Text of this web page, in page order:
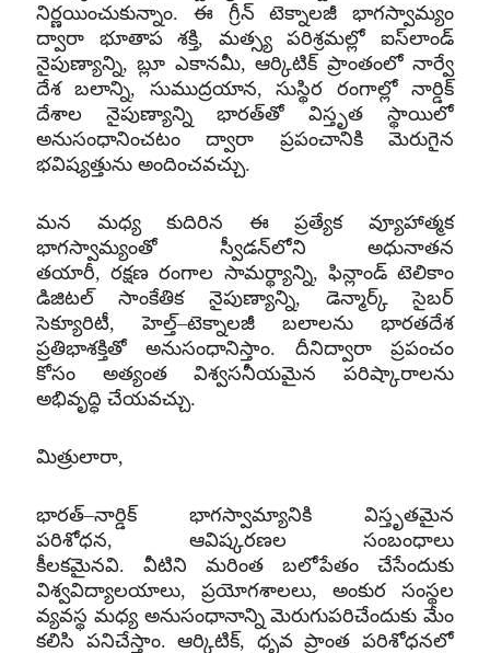
నిర్ణయించుకున్నాం. ఈ గ్రీన్‌ టెక్నాలజీ భాగస్వామ్యం
ద్వారా భూతాప శక్తి, మత్స్య పరిశ్రమల్లో ఐస్‌లాండ్‌
నైపుణ్యాన్ని,బ్లూ ఎకానమీ,ఆర్కిటిక్ ప్రాంతంలో నార్వే
దేశ బలాన్ని, సుముద్రయాన,సుస్థిర రంగాల్లో నార్డిక్‌
దేశాల నైపుణ్యాన్ని భారత్‌తో విస్తృత స్థాయిలో
అనుసంధానించటం ద్వారా ప్రపంచానికి మెరుగైన
భవిష్యత్తును అందించవచ్చు.
మన మధ్య కుదిరిన ఈ ప్రత్యేక వ్యూహాత్మక
భాగస్వామ్యంతో స్వీడన్‌లోని అధునాతన
తయారీ,రక్షణ రంగాల సామర్థ్యాన్ని, ఫిన్లాండ్‌ టెలికాం
డిజిటల్ సాంకేతిక నైపుణ్యాన్ని, డెన్మార్క్‌ సైబర్‌
సెక్యూరిటీ,హెల్త్‌–టెక్నాలజీ బలాలను భారతదేశ
ప్రతిభాశక్తితో అనుసంధానిస్తాం. దీనిద్వారా ప్రపంచం
కోసం అత్యంత విశ్వసనీయమైన పరిష్కారాలను
అభివృద్ధి చేయవచ్చు.
మిత్రులారా,
భారత్–నార్డిక్‌ భాగస్వామ్యానికి విస్తృతమైన
పరిశోధన, ఆవిష్కరణల సంబంధాలు
కీలకమైనవి. వీటిని మరింత బలోపేతం చేసేందుకు
విశ్వవిద్యాలయాలు, ప్రయోగశాలలు,అంకుర సంస్థల
వ్యవస్థ మధ్య అనుసంధానాన్ని మెరుగుపరిచేందుకు మేం
కలిసి పనిచేస్తాం.ఆర్కిటిక్‌, ధృవ ప్రాంత పరిశోధనలో